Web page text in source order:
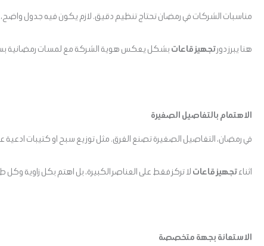
مناسبات الشركات في رمضان تحتاج تنظيم دقيق. لازم يكون فيه جدول
هنا يبرز دورتجهيز قاعات بشكل يعكس هوية الشركة مع لمسات رمضانية بسيطة.
الاهتمام بالتفاصيل الصغيرة
في رمضان، التفاصيل الصغيرة تصنع الفرق. مثل توزيع سبح او كتيبات ادعية
اثناءتجهيز قاعات لا تركز فقط على العناصر الكبيرة، بل اهتم بكل زاوية وكل
الاستعانة بجهة متخصصة